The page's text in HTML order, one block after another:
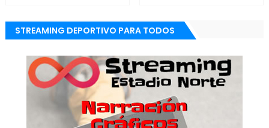
STREAMING DEPORTIVO PARA TODOS